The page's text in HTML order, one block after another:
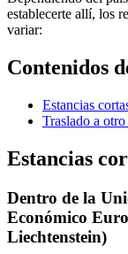
establecerte allí, los
variar:
Contenidos
Estancias
Traslado a otro
Estancias
Dentro de la
Económico
Liechtenstein)